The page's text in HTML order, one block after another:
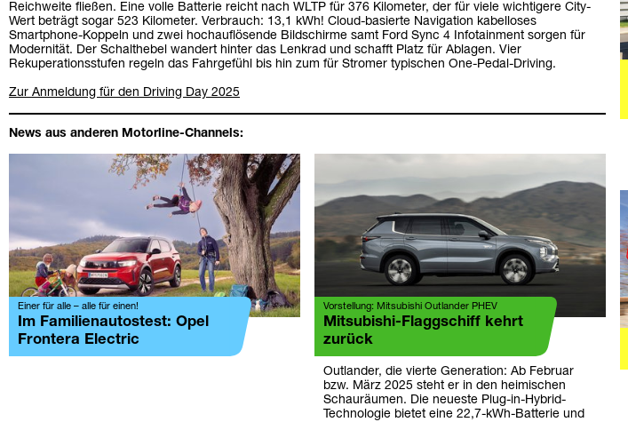
Reichweite fließen. Eine volle Batterie reicht nach WLTP für 376 Kilometer, der für viele wichtigere City-
Wert beträgt sogar 523 Kilometer. Verbrauch: 13,1 kWh! Cloud-basierte Navigation kabelloses
Smartphone-Koppeln und zwei hochauflösende Bildschirme samt Ford Sync 4 Infotainment sorgen für
Modernität. Der Schalthebel wandert hinter das Lenkrad und schafft Platz für Ablagen. Vier
Rekuperationsstufen regeln das Fahrgefühl bis hin zum für Stromer typischen One-Pedal-Driving.
Zur Anmeldung für den Driving Day 2025
News aus anderen Motorline-Channels:
Einer für alle – alle für einen!
Im Familienautostest: Opel
Frontera Electric
Vorstellung: Mitsubishi Outlander PHEV
Mitsubishi-Flaggschiff kehrt
zurück
Outlander, die vierte Generation: Ab Februar
bzw. März 2025 steht er in den heimischen
Schauräumen. Die neueste Plug-in-Hybrid-
Technologie bietet eine 22,7-kWh-Batterie und